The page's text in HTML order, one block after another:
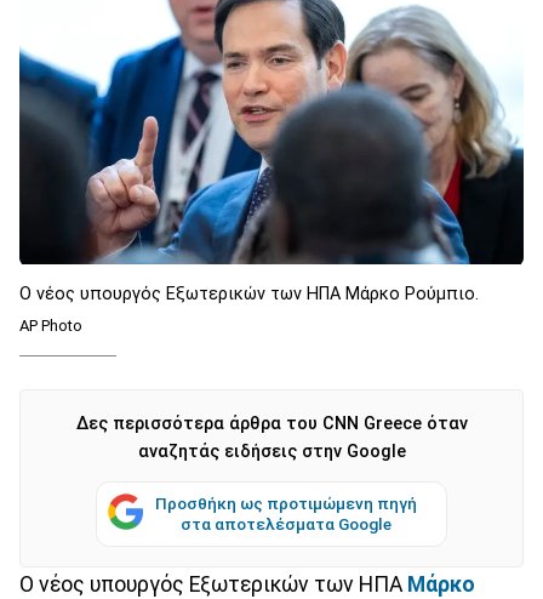
Ο νέος υπουργός Εξωτερικών των ΗΠΑ Μάρκο Ρούμπιο.
AP Photo
Δες περισσότερα άρθρα του CNN Greece όταν
αναζητάς ειδήσεις στην Google
Προσθήκη ως προτιμώμενη πηγή
στα αποτελέσματα Google
Ο νέος υπουργός Εξωτερικών των ΗΠΑ Μάρκο